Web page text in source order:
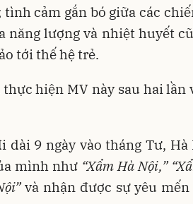
cảm gắn bó giữa các
năng lượng và nhiệt huyết
tới thế hệ trẻ.
hiện MV này sau hai lần
dài 9 ngày vào tháng Tư, Hà
mình như “Xẩm Hà Nội,”
và nhận được sự yêu